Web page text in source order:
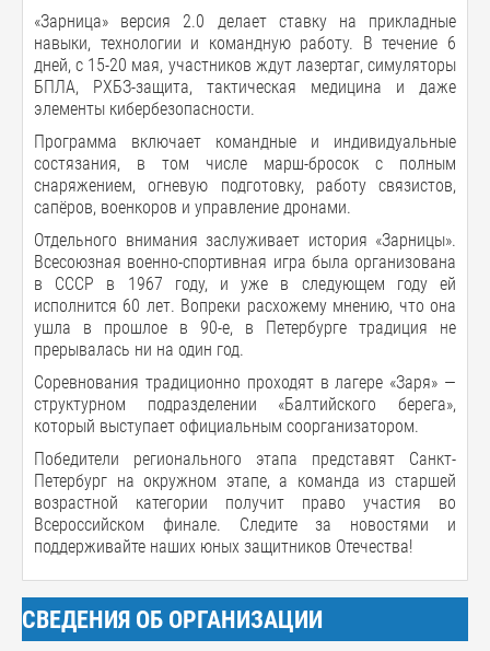
«Зарница» версия 2.0 делает ставку на прикладные
навыки, технологии и командную работу. В течение 6
дней, с 15-20 мая, участников ждут лазертаг, симуляторы
БПЛА, РХБЗ-защита, тактическая медицина и даже
элементы кибербезопасности.
Программа включает командные и индивидуальные
состязания, в том числе марш-бросок с полным
снаряжением, огневую подготовку, работу связистов,
сапёров, военкоров и управление дронами.
Отдельного внимания заслуживает история «Зарницы».
Всесоюзная военно-спортивная игра была организована
в СССР в 1967 году, и уже в следующем году ей
исполнится 60 лет. Вопреки расхожему мнению, что она
ушла в прошлое в 90-е, в Петербурге традиция не
прерывалась ни на один год.
Соревнования традиционно проходят в лагере «Заря» —
структурном подразделении «Балтийского берега»,
который выступает официальным соорганизатором.
Победители регионального этапа представят Санкт-
Петербург на окружном этапе, а команда из старшей
возрастной категории получит право участия во
Всероссийском финале. Следите за новостями и
поддерживайте наших юных защитников Отечества!
СВЕДЕНИЯ ОБ ОРГАНИЗАЦИИ